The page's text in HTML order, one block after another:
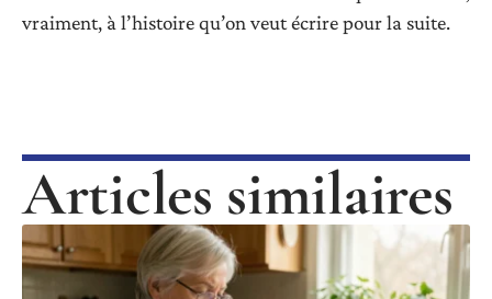
vraiment, à l’histoire qu’on veut écrire pour la suite.
Articles similaires